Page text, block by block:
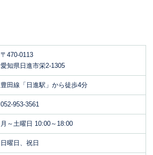
〒470-0113
愛知県日進市栄2-1305
豊田線「日進駅」から徒歩4分
052-953-3561
月～土曜日 10:00～18:00
日曜日、祝日